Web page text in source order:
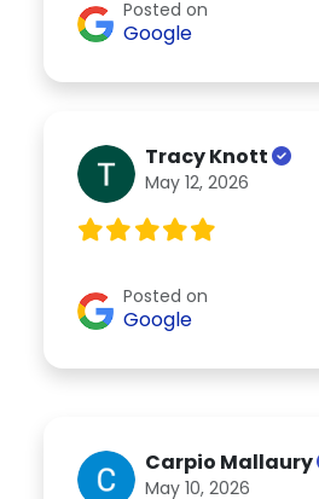
Posted on
Google
Tracy Knott
May 12, 2026
Posted on
Google
Carpio Mallaury
May 10, 2026